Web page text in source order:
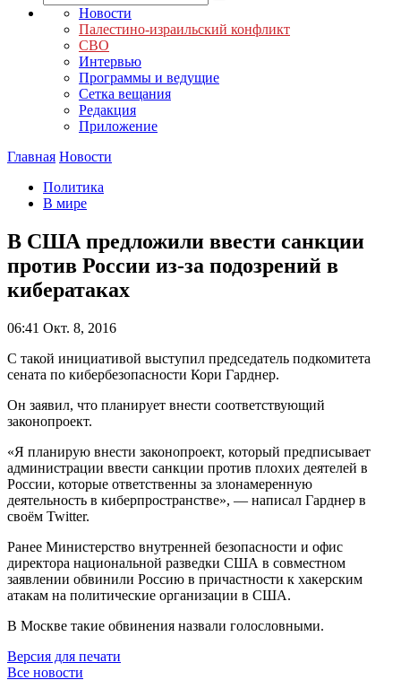
Новости
Палестино-израильский конфликт
СВО
Интервью
Программы и ведущие
Сетка вещания
Редакция
Приложение
Главная Новости
Политика
В мире
В США предложили ввести санкции
против России из-за подозрений в
кибератаках
06:41 Окт. 8, 2016
С такой инициативой выступил председатель подкомитета
сената по кибербезопасности Кори Гарднер.
Он заявил, что планирует внести соответствующий
законопроект.
«Я планирую внести законопроект, который предписывает
администрации ввести санкции против плохих деятелей в
России, которые ответственны за злонамеренную
деятельность в киберпространстве», — написал Гарднер в
своём Twitter.
Ранее Министерство внутренней безопасности и офис
директора национальной разведки США в совместном
заявлении обвинили Россию в причастности к хакерским
атакам на политические организации в США.
В Москве такие обвинения назвали голословными.
Версия для печати
Все новости